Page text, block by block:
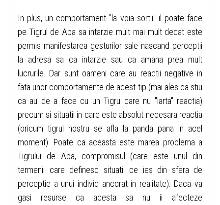
In plus, un comportament "la voia sortii" il poate face
pe Tigrul de Apa sa intarzie mult mai mult decat este
permis manifestarea gesturilor sale nascand perceptii
la adresa sa ca intarzie sau ca amana prea mult
lucrurile. Dar sunt oameni care au reactii negative in
fata unor comportamente de acest tip (mai ales ca stiu
ca au de a face cu un Tigru care nu "iarta" reactia)
precum si situatii in care este absolut necesara reactia
(oricum tigrul nostru se afla la panda pana in acel
moment). Poate ca aceasta este marea problema a
Tigrului de Apa, compromisul (care este unul din
termenii care definesc situatii ce ies din sfera de
perceptie a unui individ ancorat in realitate). Daca va
gasi resurse ca acesta sa nu ii afecteze